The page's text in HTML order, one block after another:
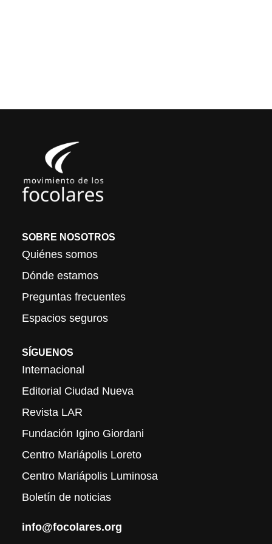
SOBRE NOSOTROS
Quiénes somos
Dónde estamos
Preguntas frecuentes
Espacios seguros
SÍGUENOS
Internacional
Editorial Ciudad Nueva
Revista LAR
Fundación Igino Giordani
Centro Mariápolis Loreto
Centro Mariápolis Luminosa
Boletín de noticias
info@focolares.org